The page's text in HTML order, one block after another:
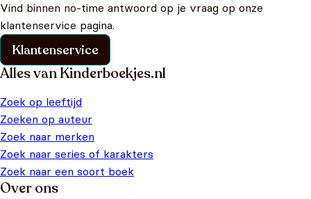
Vind binnen no-time antwoord op je vraag op onze
klantenservice pagina.
Klantenservice
Alles van Kinderboekjes.nl
Zoek op leeftijd
Zoeken op auteur
Zoek naar merken
Zoek naar series of karakters
Zoek naar een soort boek
Over ons